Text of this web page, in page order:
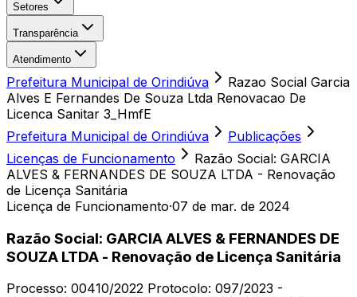
Setores
Transparência
Atendimento
Prefeitura Municipal de Orindiúva
Razao Social Garcia
Alves E Fernandes De Souza Ltda Renovacao De
Licenca Sanitar 3_HmfE
Prefeitura Municipal de Orindiúva
Publicações
Licenças de Funcionamento
Razão Social: GARCIA
ALVES & FERNANDES DE SOUZA LTDA - Renovação
de Licença Sanitária
Licença de Funcionamento·07 de mar. de 2024
Razão Social: GARCIA ALVES & FERNANDES DE
SOUZA LTDA - Renovação de Licença Sanitária
Processo: 00410/2022 Protocolo: 097/2023 -